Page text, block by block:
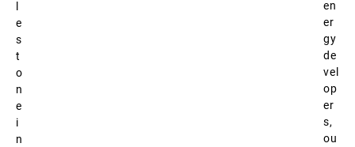
e
s
t
o
n
e
i
n
en
er
gy
de
vel
op
er
s,
ou